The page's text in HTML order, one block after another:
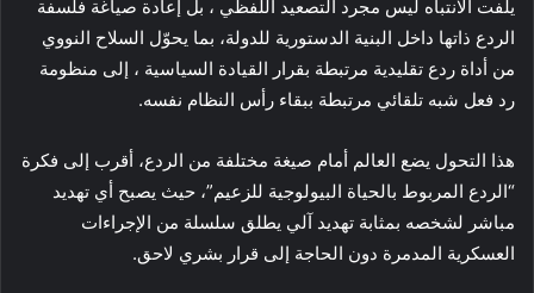
يلفت الانتباه ليس مجرد التصعيد اللفظي ، بل إعادة صياغة فلسفة
الردع ذاتها داخل البنية الدستورية للدولة، بما يحوّل السلاح النووي
من أداة ردع تقليدية مرتبطة بقرار القيادة السياسية ، إلى منظومة
رد فعل شبه تلقائي مرتبطة ببقاء رأس النظام نفسه.
هذا التحول يضع العالم أمام صيغة مختلفة من الردع، أقرب إلى فكرة
“الردع المربوط بالحياة البيولوجية للزعيم”، حيث يصبح أي تهديد
مباشر لشخصه بمثابة تهديد آلي يطلق سلسلة من الإجراءات
العسكرية المدمرة دون الحاجة إلى قرار بشري لاحق.